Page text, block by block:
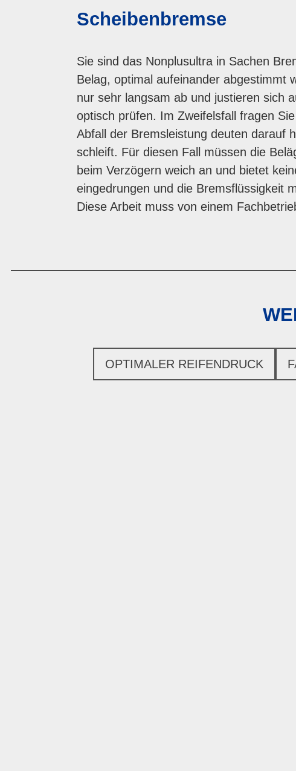
Scheibenbremse
Sie sind das Nonplusultra in Sachen
Belag, optimal aufeinander abgestimmt
nur sehr langsam ab und justieren sich
optisch prüfen. Im Zweifelsfall fragen
Abfall der Bremsleistung deuten darauf
schleift. Für diesen Fall müssen die
beim Verzögern weich an und bietet
eingedrungen und die Bremsflüssigkeit
Diese Arbeit muss von einem
OPTIMALER REIFENDRUCK